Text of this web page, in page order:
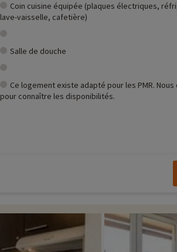
Coin cuisine équipée (plaques électriques,
lave-vaisselle, cafetière)
Salle de douche
Ce logement existe adapté pour les PMR.
pour connaître les disponibilités.